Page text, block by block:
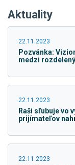
na
Skočiť
stránky
Aktuality
22.11.2023
Pozvánka:
medzi
22.11.2023
Raši sľubuje vo
prijímateľov
22.11.2023